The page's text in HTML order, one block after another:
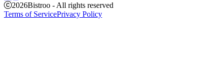
2026Bistroo - All rights reserved
Terms of ServicePrivacy Policy